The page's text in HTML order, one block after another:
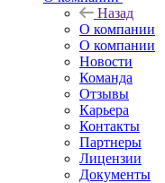
Назад
О компании
О компании
Новости
Команда
Отзывы
Карьера
Контакты
Партнеры
Лицензии
Документы